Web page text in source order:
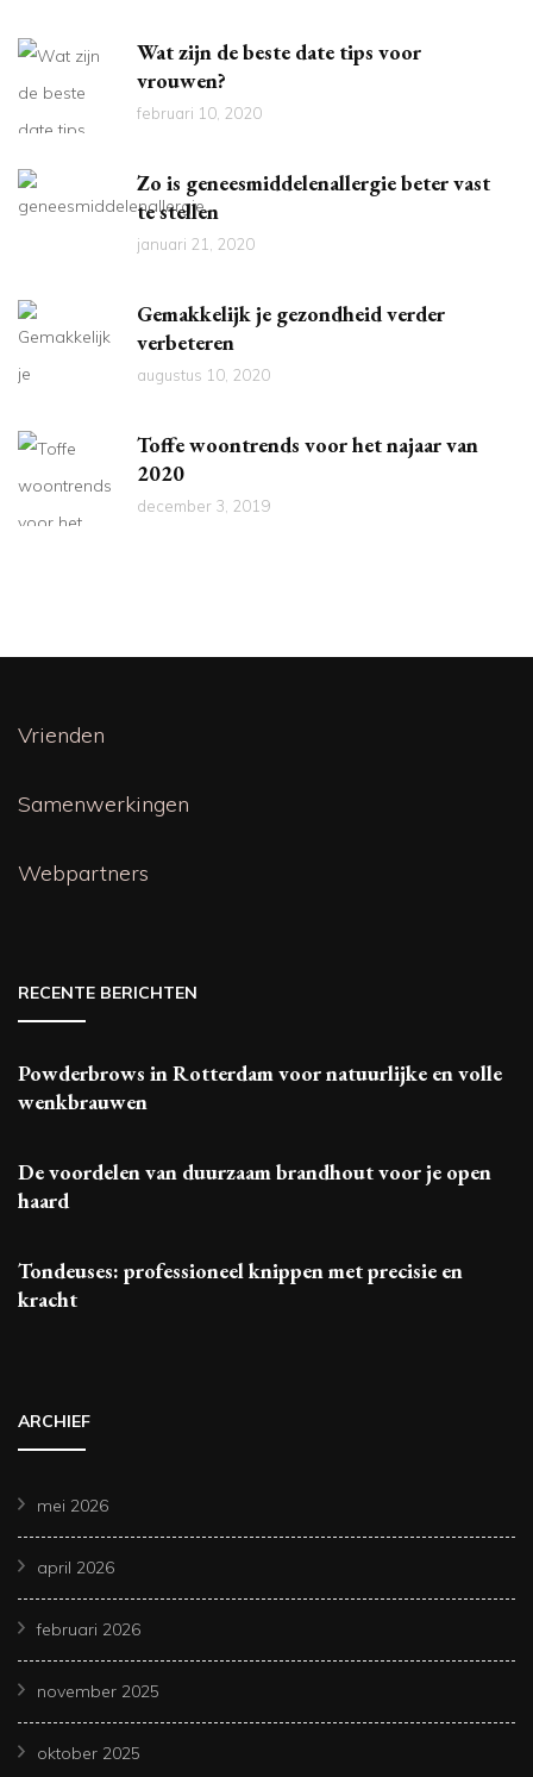
Wat zijn de beste date tips voor
vrouwen?
februari 10, 2020
Zo is geneesmiddelenallergie beter vast
te stellen
januari 21, 2020
Gemakkelijk je gezondheid verder
verbeteren
augustus 10, 2020
Toffe woontrends voor het najaar van
2020
december 3, 2019
Vrienden
Samenwerkingen
Webpartners
RECENTE BERICHTEN
Powderbrows in Rotterdam voor natuurlijke en volle
wenkbrauwen
De voordelen van duurzaam brandhout voor je open
haard
Tondeuses: professioneel knippen met precisie en
kracht
ARCHIEF
mei 2026
april 2026
februari 2026
november 2025
oktober 2025